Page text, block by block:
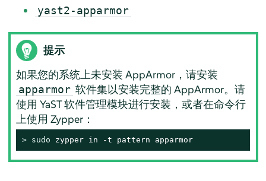
yast2-apparmor
提示
如果您的系统上未安装AppArmor ，请安装
apparmor 软件集以安装完整的AppArmor。请
使用 YaST 软件管理模块进行安装，或者在命令行
上使用 Zypper：
> sudo zypper in -t pattern apparmor